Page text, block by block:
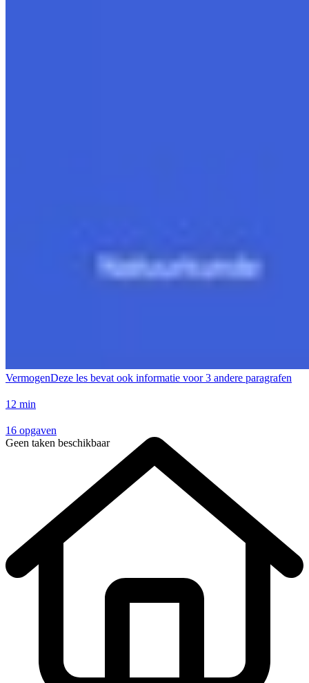
VermogenDeze les bevat ook informatie voor 3 andere paragrafen
12 min
16 opgaven
Geen taken beschikbaar